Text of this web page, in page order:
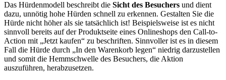
Das Hürdenmodell beschreibt die Sicht des Besuchers und dient
dazu, unnötig hohe Hürden schnell zu erkennen. Gestalten Sie die
Hürde nicht höher als sie tatsächlich ist! Beispielsweise ist es nicht
sinnvoll bereits auf der Produktseite eines Onlineshops den Call-to-
Action mit „Jetzt kaufen“ zu beschriften. Sinnvoller ist es in diesem
Fall die Hürde durch „In den Warenkorb legen“ niedrig darzustellen
und somit die Hemmschwelle des Besuchers, die Aktion
auszuführen, herabzusetzen.